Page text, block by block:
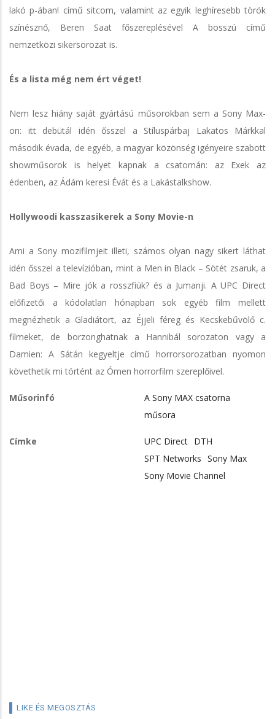
lakó p-ában! című sitcom, valamint az egyik leghíresebb török
színésznő, Beren Saat főszereplésével A bosszú című
nemzetközi sikersorozat is.
És a lista még nem ért véget!
Nem lesz hiány saját gyártású műsorokban sem a Sony Max-
on: itt debütál idén ősszel a Stíluspárbaj Lakatos Márkkal
második évada, de egyéb, a magyar közönség igényeire szabott
showműsorok is helyet kapnak a csatornán: az Exek az
édenben, az Ádám keresi Évát és a Lakástalkshow.
Hollywoodi kasszasikerek a Sony Movie-n
Ami a Sony mozifilmjeit illeti, számos olyan nagy sikert láthat
idén ősszel a televízióban, mint a Men in Black – Sötét zsaruk, a
Bad Boys – Mire jók a rosszfiúk? és a Jumanji. A UPC Direct
előfizetői a kódolatlan hónapban sok egyéb film mellett
megnézhetik a Gladiátort, az Éjjeli féreg és Kecskebűvölő c.
filmeket, de borzonghatnak a Hannibál sorozaton vagy a
Damien: A Sátán kegyeltje című horrorsorozatban nyomon
követhetik mi történt az Ómen horrorfilm szereplőivel.
Műsorinfó
A Sony MAX csatorna
műsora
Címke UPC Direct DTH
SPT Networks Sony Max
Sony Movie Channel
LIKE ÉS MEGOSZTÁS